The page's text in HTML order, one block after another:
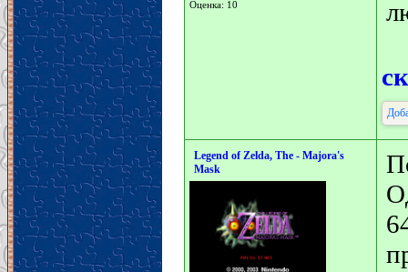
Оценка: 10
Legend of Zelda, The - Majora's
Mask